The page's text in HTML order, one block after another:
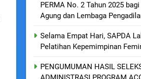
PERMA No. 2 Tahun 2025
Agung dan Lembaga
Selama Empat Hari, SAPDA
Pelatihan Kepemimpinan
PENGUMUMAN HASIL